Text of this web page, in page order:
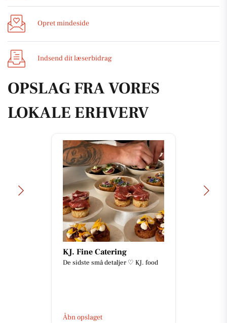
Opret mindeside
Indsend dit læserbidrag
OPSLAG FRA VORES
LOKALE ERHVERV
KJ. Fine Catering
De sidste små detaljer ♡ KJ. food
Åbn opslaget